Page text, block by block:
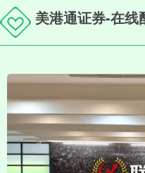
美港通证券-在线